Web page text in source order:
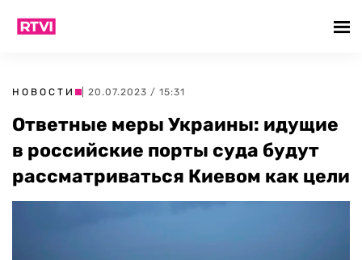
НОВОСТИ | 20.07.2023 / 15:31
Ответные меры Украины: идущие
в российские порты суда будут
рассматриваться Киевом как цели